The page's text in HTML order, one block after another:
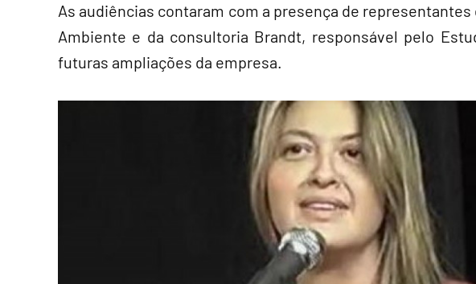
As audiências contaram com a presença de representantes
Ambiente e da consultoria Brandt, responsável pelo
futuras ampliações da empresa.